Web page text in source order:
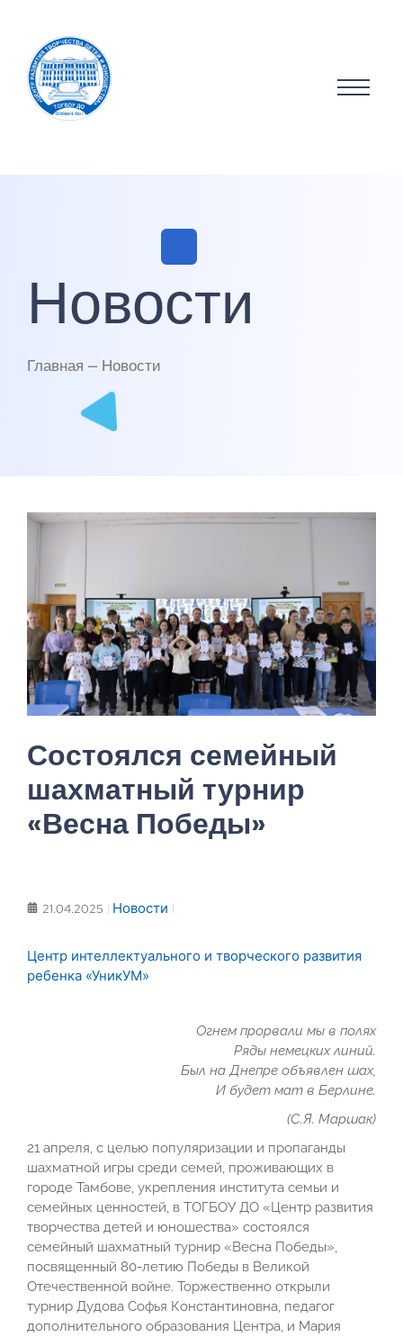
Новости
Главная — Новости
Состоялся семейный
шахматный турнир
«Весна Победы»
21.04.2025 Новости
Центр интеллектуального и творческого развития
ребенка «УникУМ»
Огнем прорвали мы в полях
Ряды немецких линий.
Был на Днепре объявлен шах,
И будет мат в Берлине.
(С.Я. Маршак)
21 апреля, с целью популяризации и пропаганды
шахматной игры среди семей, проживающих в
городе Тамбове, укрепления института семьи и
семейных ценностей, в ТОГБОУ ДО «Центр развития
творчества детей и юношества» состоялся
семейный шахматный турнир «Весна Победы»,
посвященный 80-летию Победы в Великой
Отечественной войне. Торжественно открыли
турнир Дудова Софья Константиновна, педагог
дополнительного образования Центра, и Мария